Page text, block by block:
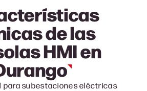
de las
HMI en
para subestaciones eléctricas